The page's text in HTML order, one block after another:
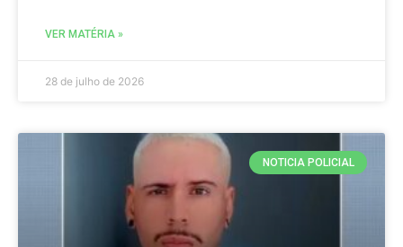
VER MATÉRIA »
28 de julho de 2026
NOTICIA POLICIAL